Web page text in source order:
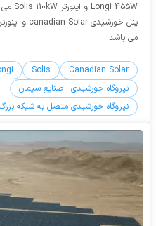
می باشد
Canadian Solar
Solis
نیروگاه خورشیدی - صنایع سیمان
نیروگاه خورشیدی متصل به شبکه